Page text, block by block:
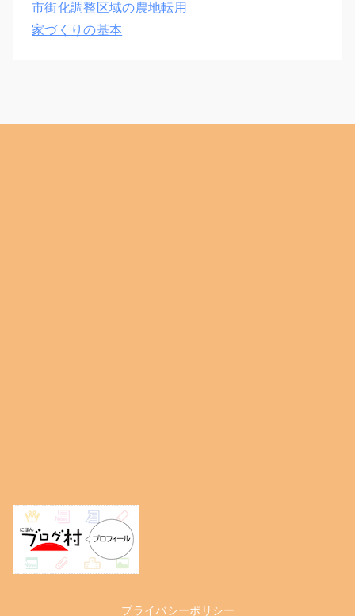
市街化調整区域の農地転用
家づくりの基本
プライバシーポリシー